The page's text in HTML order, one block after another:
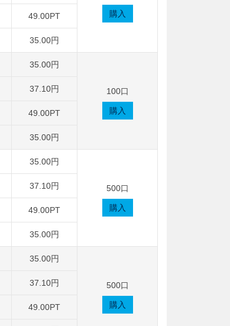
購入
49.00PT
35.00円
35.00円
100口
購入
37.10円
49.00PT
35.00円
35.00円
500口
購入
37.10円
49.00PT
35.00円
35.00円
500口
購入
37.10円
49.00PT